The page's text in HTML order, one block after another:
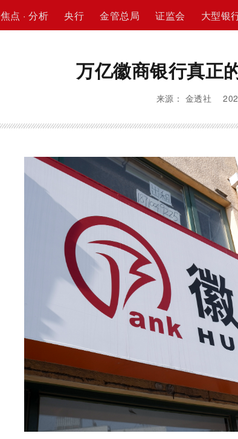
焦点 · 分析 央行 金管总局 证监会 大型银
万亿徽商银行真正
来源： 金透社